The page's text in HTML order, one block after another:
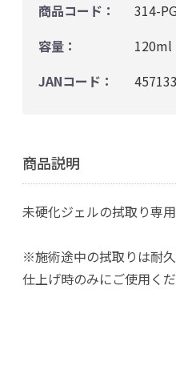
商品コード：
314-
容量：
120ml
JANコード：
商品説明
未硬化ジェルの拭取り専用
※施術途中の拭取りは耐
仕上げ時のみにご使用くだ